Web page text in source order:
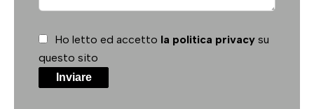
Ho letto ed accetto la politica privacy su
questo sito
Inviare